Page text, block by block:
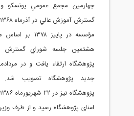
چهارمين مجمع عمومي يونسکو
مؤسسه در پاييز
هشتمين جلسه شوراي گسترش
جديد پژوهشگاه تصويب شد.
امنای پژوهشگاه رسيد و از طرف